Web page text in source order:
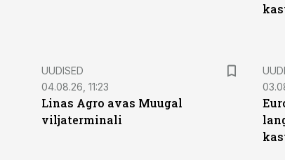
UUDISED
04.08.26, 11:23
Linas Agro avas Muugal
viljaterminali